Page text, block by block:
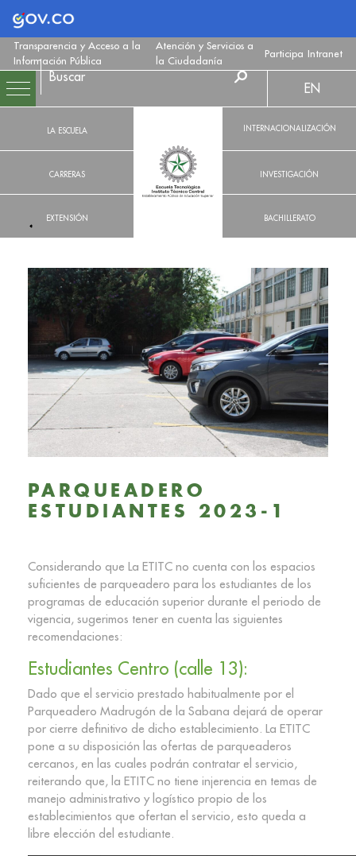
Logo Gobierno de Colombia
Transparencia y Acceso a la
Información Pública
Atención y Servicios a
la Ciudadanía
Participa Intranet
LA ESCUELA
CARRERAS
EXTENSIÓN
EN
INTERNACIONALIZACIÓN
INVESTIGACIÓN
BACHILLERATO
PARQUEADERO
ESTUDIANTES 2023-1
Considerando que La ETITC no cuenta con los espacios
suficientes de parqueadero para los estudiantes de los
programas de educación superior durante el periodo de
vigencia, sugerimos tener en cuenta las siguientes
recomendaciones:
Estudiantes Centro (calle 13):
Dado que el servicio prestado habitualmente por el
Parqueadero Madrugón de la Sabana dejará de operar
por cierre definitivo de dicho establecimiento. La ETITC
pone a su disposición las ofertas de parqueaderos
cercanos, en las cuales podrán contratar el servicio,
reiterando que, la ETITC no tiene injerencia en temas de
manejo administrativo y logístico propio de los
establecimientos que ofertan el servicio, esto queda a
libre elección del estudiante.